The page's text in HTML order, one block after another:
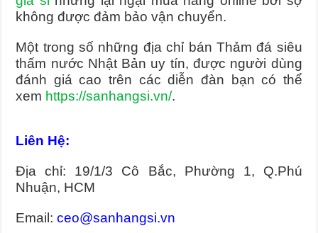
không được đảm bảo vận chuyển.
Một trong số những địa chỉ bán Thảm đá siêu
thấm nước Nhật Bản uy tín, được người dùng
đánh giá cao trên các diễn đàn bạn có thể
xem https://sanhangsi.vn/.
Liên Hệ:
Địa chỉ: 19/1/3 Cô Bắc, Phường 1, Q.Phú
Nhuận, HCM
Email:ceo@sanhangsi.vn